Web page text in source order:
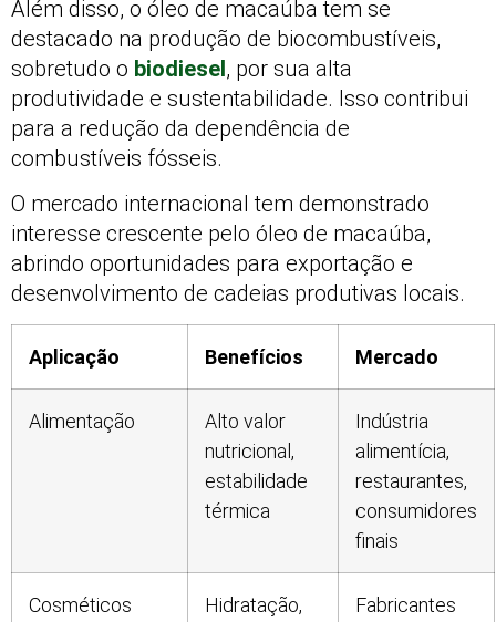
Além disso, o óleo de macaúba tem se
destacado na produção de biocombustíveis,
sobretudo o biodiesel, por sua alta
produtividade e sustentabilidade. Isso contribui
para a redução da dependência de
combustíveis fósseis.
O mercado internacional tem demonstrado
interesse crescente pelo óleo de macaúba,
abrindo oportunidades para exportação e
desenvolvimento de cadeias produtivas locais.
Aplicação Benefícios Mercado
Alimentação
Alto valor
nutricional,
estabilidade
térmica
Indústria
alimentícia,
restaurantes,
consumidores
finais
Cosméticos
Hidratação,
Fabricantes